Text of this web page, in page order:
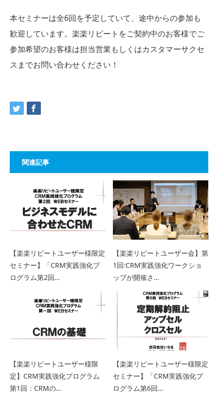
本セミナーは全6回を予定していて、途中からの参加も
歓迎しています。楽楽リピートをご契約中のお客様でご
参加希望のお客様は担当営業もしくはカスタマーサクセ
スまでお問い合わせください！
関連記事
【楽楽リピートユーザー様限定
セミナー】「CRM実践強化プ
ログラム第2回…
【楽楽リピートユーザー会】第
1回:CRM実践強化ワークショ
ップが開催さ…
【楽楽リピートユーザー様限
定】CRM実践強化プログラム
第1回：CRMの…
【楽楽リピートユーザー様限定
セミナー】「CRM実践強化プ
ログラム第6回…